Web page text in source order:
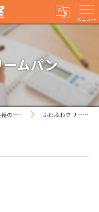
メニュー
ムパン
の一人ごと ふわふわクリームパン